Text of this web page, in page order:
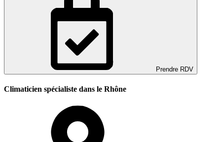
Prendre RDV
Climaticien spécialiste dans le Rhône